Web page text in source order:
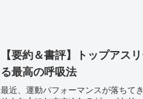
【要約＆書評】トップアス
る最高の呼吸法
最近、運動パフォーマンスが落ちて